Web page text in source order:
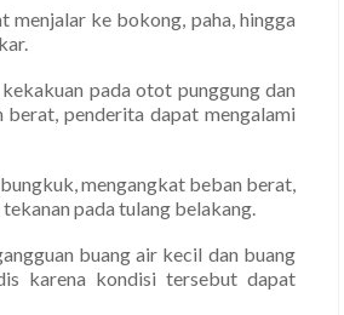
menjalar ke bokong, paha, hingga
pada otot punggung dan
penderita dapat mengalami
mengangkat beban berat,
pada tulang belakang.
buang air kecil dan buang
karena kondisi tersebut dapat